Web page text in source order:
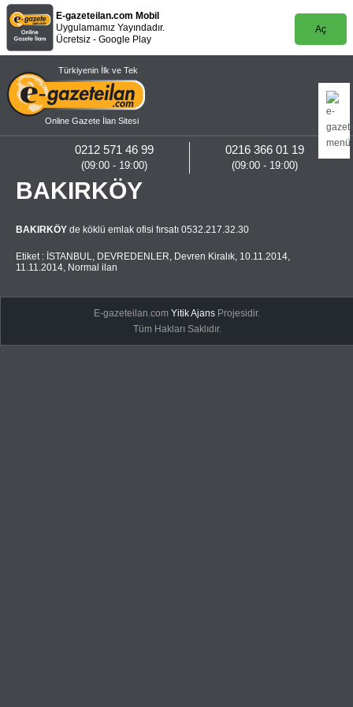
E-gazeteilan.com Mobil
Uygulamamız Yayındadır.
Ücretsiz - Google Play
Aç
Türkiyenin İlk ve Tek
Online Gazete İlan Sitesi
0216 366 01 19
(09:00 - 19:00)
0212 571 46 99
(09:00 - 19:00)
BAKIRKÖY
BAKIRKÖY de köklü emlak ofisi fırsatı 0532.217.32.30
Etiket : İSTANBUL, DEVREDENLER, Devren Kiralık, 10.11.2014,
11.11.2014, Normal ilan
E-gazeteilan.comYitik Ajans Projesidir.
Tüm Hakları Saklıdır.